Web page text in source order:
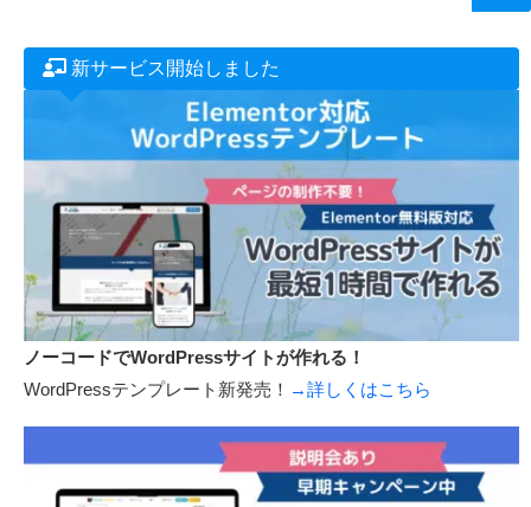
新サービス開始しました
ノーコードでWordPressサイトが作れる！
WordPressテンプレート新発売！ →詳しくはこちら